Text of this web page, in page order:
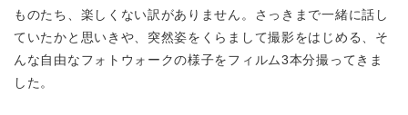
ものたち、楽しくない訳がありません。さっきまで一緒に話し
ていたかと思いきや、突然姿をくらまして撮影をはじめる、そ
んな自由なフォトウォークの様子をフィルム3本分撮ってきま
した。